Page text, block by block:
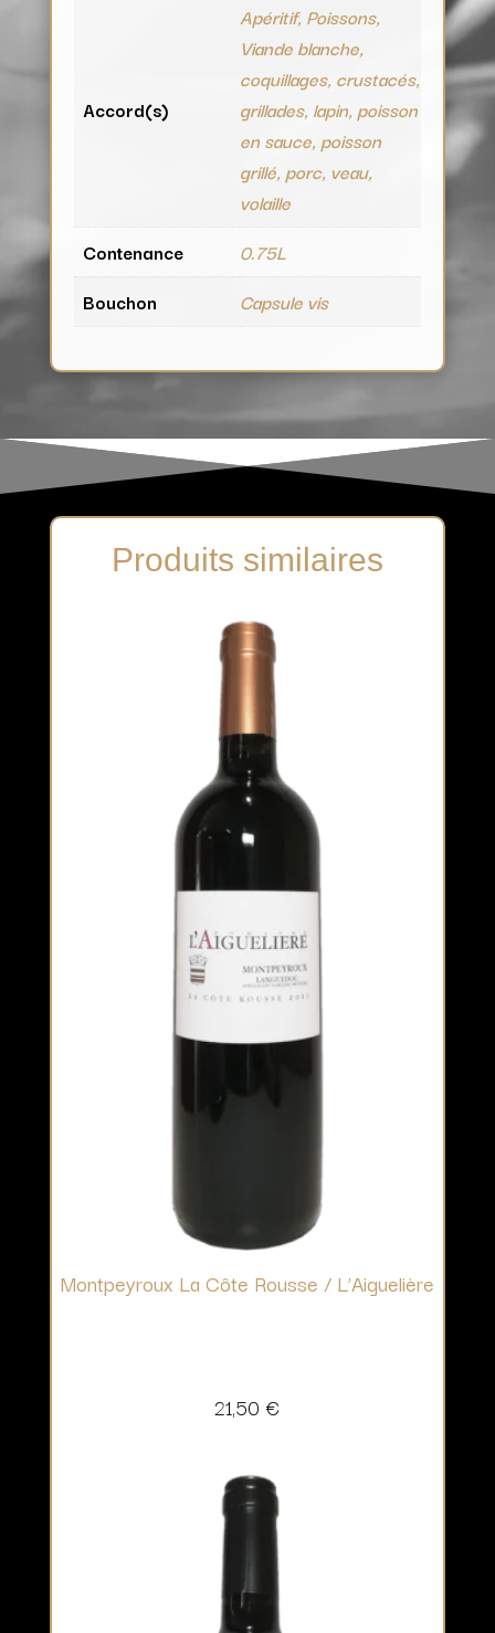
Accord(s)
Apéritif, Poissons,
Viande blanche,
coquillages, crustacés,
grillades, lapin, poisson
en sauce, poisson
grillé, porc, veau,
volaille
Contenance
0.75L
Bouchon
Capsule vis
Produits similaires
Montpeyroux La Côte Rousse / L’Aiguelière
21,50 €